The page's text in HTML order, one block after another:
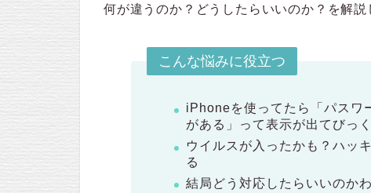
何が違うのか？どうしたらいいのか？を解説
こんな悩みに役立つ
iPhoneを使ってたら「パスワ
がある」って表示が出てびっ
ウイルスが入ったかも？ハッ
る
結局どう対応したらいいのか